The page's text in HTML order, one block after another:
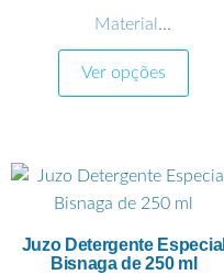
Material
Ortopedia, Produtos
acessórios JUZO
Ver opções
Juzo Detergente Especial
Bisnaga de 250 ml